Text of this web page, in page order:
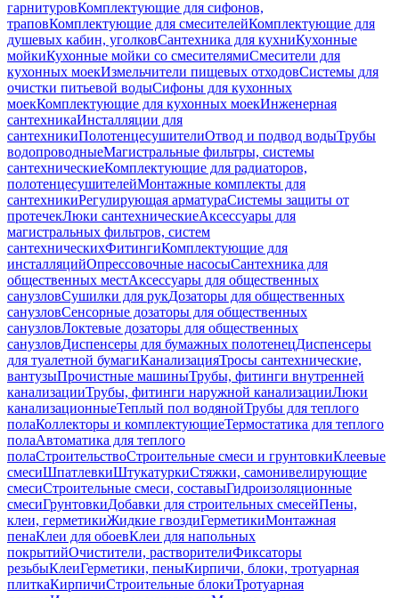
гарнитуровКомплектующие для сифонов,
траповКомплектующие для смесителейКомплектующие для
душевых кабин, уголковСантехника для кухниКухонные
мойкиКухонные мойки со смесителямиСмесители для
кухонных моекИзмельчители пищевых отходовСистемы для
очистки питьевой водыСифоны для кухонных
моекКомплектующие для кухонных моекИнженерная
сантехникаИнсталляции для
сантехникиПолотенцесушителиОтвод и подвод водыТрубы
водопроводныеМагистральные фильтры, системы
сантехническиеКомплектующие для радиаторов,
полотенцесушителейМонтажные комплекты для
сантехникиРегулирующая арматураСистемы защиты от
протечекЛюки сантехническиеАксессуары для
магистральных фильтров, систем
сантехническихФитингиКомплектующие для
инсталляцийОпрессовочные насосыСантехника для
общественных местАксессуары для общественных
санузловСушилки для рукДозаторы для общественных
санузловСенсорные дозаторы для общественных
санузловЛоктевые дозаторы для общественных
санузловДиспенсеры для бумажных полотенецДиспенсеры
для туалетной бумагиКанализацияТросы сантехнические,
вантузыПрочистные машиныТрубы, фитинги внутренней
канализацииТрубы, фитинги наружной канализацииЛюки
канализационныеТеплый пол водянойТрубы для теплого
полаКоллекторы и комплектующиеТермостатика для теплого
полаАвтоматика для теплого
полаСтроительствоСтроительные смеси и грунтовкиКлеевые
смесиШпатлевкиШтукатуркиСтяжки, самонивелирующие
смесиСтроительные смеси, составыГидроизоляционные
смесиГрунтовкиДобавки для строительных смесейПены,
клеи, герметикиЖидкие гвоздиГерметикиМонтажная
пенаКлеи для обоевКлеи для напольных
покрытийОчистители, растворителиФиксаторы
резьбыКлеиГерметики, пеныКирпичи, блоки, тротуарная
плиткаКирпичиСтроительные блокиТротуарная